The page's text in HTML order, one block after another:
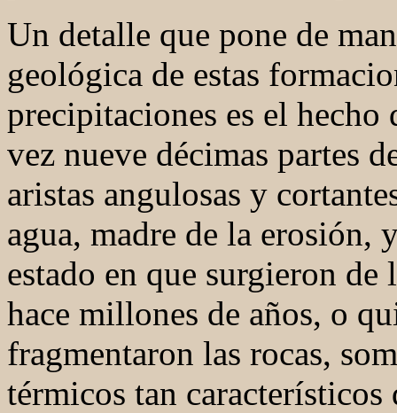
Un detalle que pone de
geológica de estas
precipitaciones es el hecho
vez nueve décimas partes
aristas angulosas y
agua, madre de la erosión,
estado en que surgieron
hace millones de años, o
fragmentaron las rocas,
térmicos tan característicos